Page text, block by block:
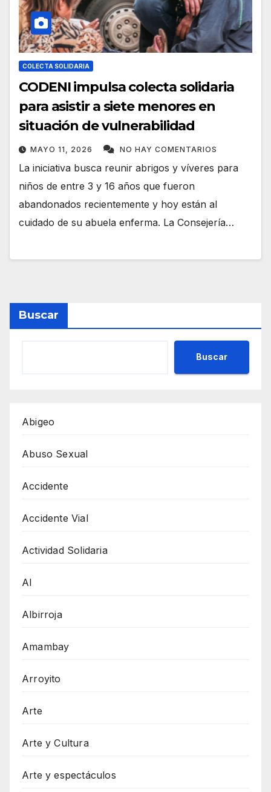
COLECTA SOLIDARIA
CODENI impulsa colecta solidaria
para asistir a siete menores en
situación de vulnerabilidad
MAYO 11, 2026 NO HAY COMENTARIOS
La iniciativa busca reunir abrigos y víveres para
niños de entre 3 y 16 años que fueron
abandonados recientemente y hoy están al
cuidado de su abuela enferma. La Consejería…
Buscar
Buscar
Abigeo
Abuso Sexual
Accidente
Accidente Vial
Actividad Solidaria
AI
Albirroja
Amambay
Arroyito
Arte
Arte y Cultura
Arte y espectáculos